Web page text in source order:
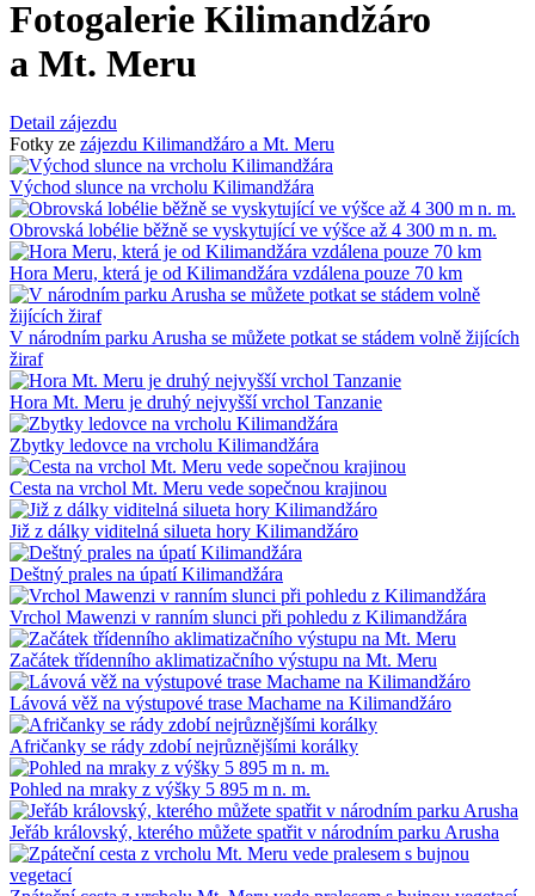
Fotogalerie Kilimandžáro
a Mt. Meru
Detail zájezdu
Fotky ze zájezdu Kilimandžáro a Mt. Meru
Východ slunce na vrcholu Kilimandžára
Obrovská lobélie běžně se vyskytující ve výšce až 4 300 m n. m.
Hora Meru, která je od Kilimandžára vzdálena pouze 70 km
V národním parku Arusha se můžete potkat se stádem volně žijících
žiraf
Hora Mt. Meru je druhý nejvyšší vrchol Tanzanie
Zbytky ledovce na vrcholu Kilimandžára
Cesta na vrchol Mt. Meru vede sopečnou krajinou
Již z dálky viditelná silueta hory Kilimandžáro
Deštný prales na úpatí Kilimandžára
Vrchol Mawenzi v ranním slunci při pohledu z Kilimandžára
Začátek třídenního aklimatizačního výstupu na Mt. Meru
Lávová věž na výstupové trase Machame na Kilimandžáro
Afričanky se rády zdobí nejrůznějšími korálky
Pohled na mraky z výšky 5 895 m n. m.
Jeřáb královský, kterého můžete spatřit v národním parku Arusha